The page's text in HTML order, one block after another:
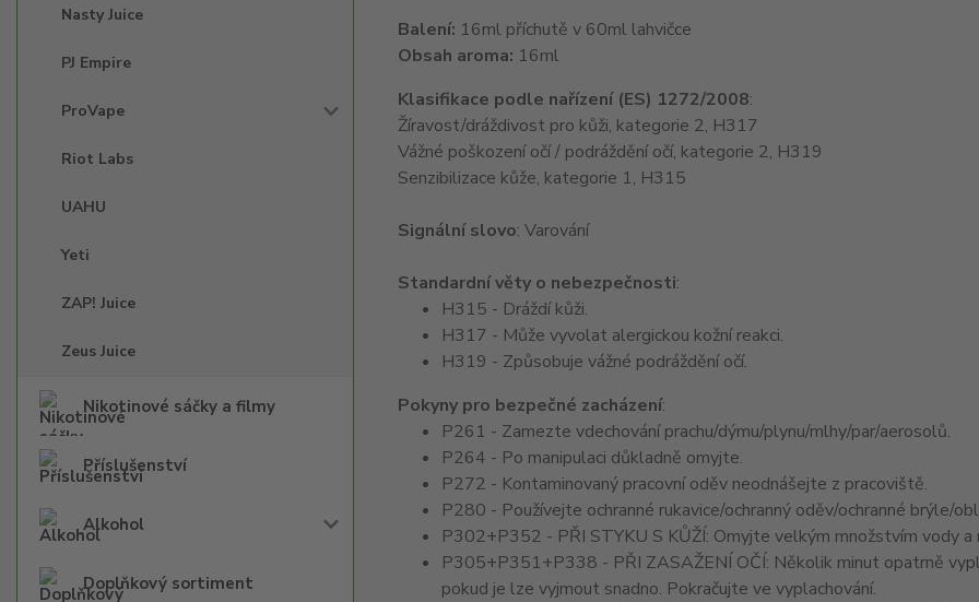
Nasty Juice
PJ Empire
ProVape
Riot Labs
UAHU
Yeti
ZAP! Juice
Zeus Juice
Nikotinové sáčky a filmy
Příslušenství
Alkohol
Doplňkový sortiment
Balení: 16ml příchutě v 60ml lahvičce
Obsah aroma: 16ml
Klasifikace podle nařízení (ES) 1272/2008:
Žíravost/dráždivost pro kůži, kategorie 2, H317
Vážné poškození očí / podráždění očí, kategorie 2, H319
Senzibilizace kůže, kategorie 1, H315
Signální slovo: Varování
Standardní věty o nebezpečnosti:
H315 - Dráždí kůži.
H317 - Může vyvolat alergickou kožní reakci.
H319 - Způsobuje vážné podráždění očí.
Pokyny pro bezpečné zacházení:
P261 - Zamezte vdechování prachu/dýmu/plynu/mlhy/par/aerosolů.
P264 - Po manipulaci důkladně omyjte.
P272 - Kontaminovaný pracovní oděv neodnášejte z pracoviště.
P280 - Používejte ochranné rukavice/ochranný oděv/ochranné brýle/
P302+P352 - PŘI STYKU S KŮŽÍ: Omyjte velkým množstvím vody a
P305+P351+P338 - PŘI ZASAŽENÍ OČÍ: Několik minut opatrně
pokud je lze vyjmout snadno. Pokračujte ve vyplachování.